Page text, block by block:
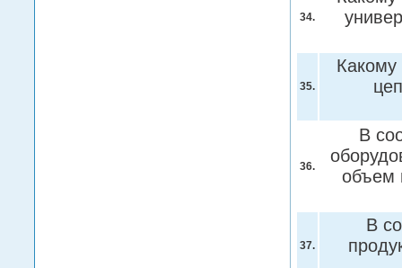
34.
35.
Какому
36.
В
объем
37.
В